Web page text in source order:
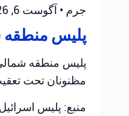
جرم • آگوست 6, 2026 at 8:16 ق.ظ
پلیس منطقه
پلیس منطقه
مظنونان تحت
منبع: پلیس اسرائیل